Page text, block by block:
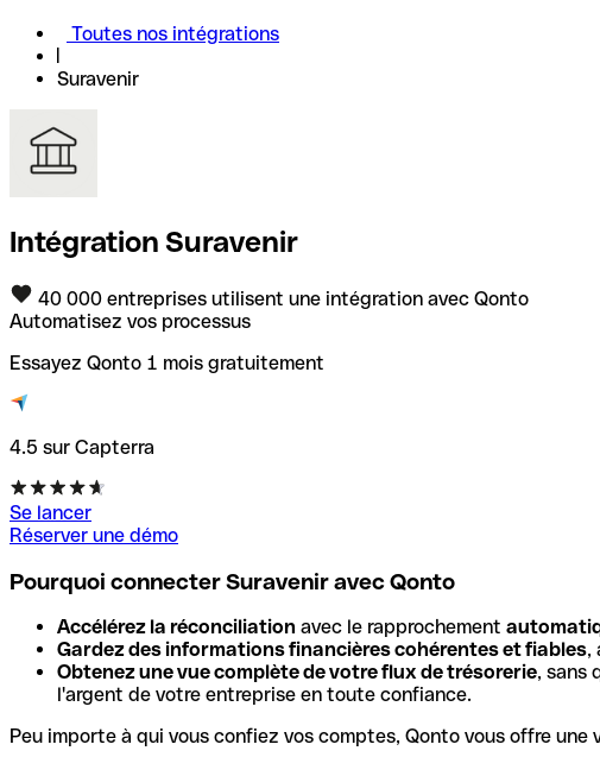
Toutes nos intégrations
Suravenir
Intégration Suravenir
40 000 entreprises utilisent une intégration avec Qonto
Automatisez vos processus
Essayez Qonto 1 mois gratuitement
4.5 sur Capterra
Se lancer
Réserver une démo
Pourquoi connecter Suravenir avec Qonto
Accélérez la réconciliation avec le rapprochement
Gardez des informations financières cohérentes et fiables,
Obtenez une vue complète de votre flux de trésorerie, sans
l'argent de votre entreprise en toute confiance.
Peu importe à qui vous confiez vos comptes, Qonto vous offre